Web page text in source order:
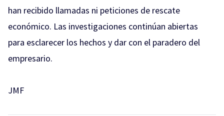
han recibido llamadas ni peticiones de rescate
económico. Las investigaciones continúan abiertas
para esclarecer los hechos y dar con el paradero del
empresario.
JMF